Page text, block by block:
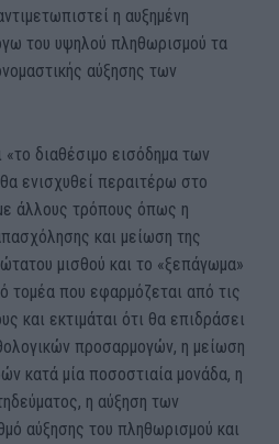
η αυξημένη
του υψηλού πληθωρισμού τα
αύξησης των
διαθέσιμο εισόδημα των
ενισχυθεί περαιτέρω στο
άλλους τρόπους όπως η
και μείωση της
μισθού και το «ξεπάγωμα»
τομέα που εφαρμόζεται από τις
και εκτιμάται ότι θα επιδράσει
προσαρμογών, η μείωση
κατά μία ποσοστιαία μονάδα, η
η αύξηση των
αύξησης του πληθωρισμού και